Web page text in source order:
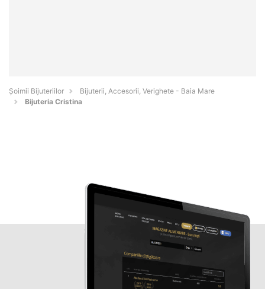
Şoimii Bijuteriilor
Bijuterii, Accesorii, Verighete - Baia Mare
Bijuteria Cristina